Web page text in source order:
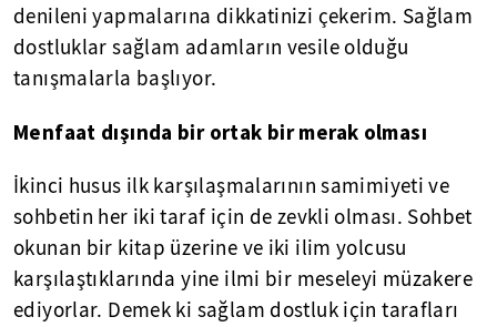
denileni yapmalarına dikkatinizi çekerim. Sağlam
dostluklar sağlam adamların vesile olduğu
tanışmalarla başlıyor.
Menfaat dışında bir ortak bir merak olması
İkinci husus ilk karşılaşmalarının samimiyeti ve
sohbetin her iki taraf için de zevkli olması. Sohbet
okunan bir kitap üzerine ve iki ilim yolcusu
karşılaştıklarında yine ilmi bir meseleyi müzakere
ediyorlar. Demek ki sağlam dostluk için tarafları